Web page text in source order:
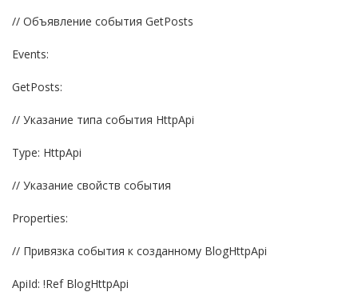
// Объявление события GetPosts
Events:
GetPosts:
// Указание типа события HttpApi
Type: HttpApi
// Указание свойств события
Properties:
// Привязка события к созданному BlogHttpApi
ApiId: !Ref BlogHttpApi